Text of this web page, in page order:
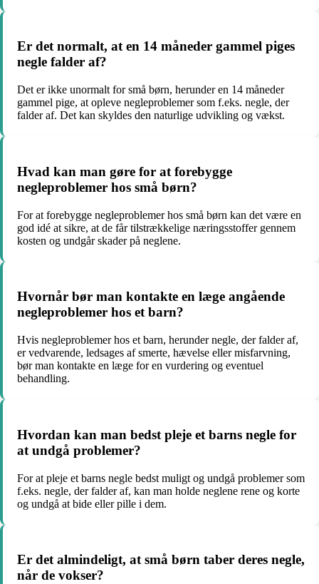
Er det normalt, at en 14 måneder gammel piges
negle falder af?
Det er ikke unormalt for små børn, herunder en 14 måneder
gammel pige, at opleve negleproblemer som f.eks. negle, der
falder af. Det kan skyldes den naturlige udvikling og vækst.
Hvad kan man gøre for at forebygge
negleproblemer hos små børn?
For at forebygge negleproblemer hos små børn kan det være en
god idé at sikre, at de får tilstrækkelige næringsstoffer gennem
kosten og undgår skader på neglene.
Hvornår bør man kontakte en læge angående
negleproblemer hos et barn?
Hvis negleproblemer hos et barn, herunder negle, der falder af,
er vedvarende, ledsages af smerte, hævelse eller misfarvning,
bør man kontakte en læge for en vurdering og eventuel
behandling.
Hvordan kan man bedst pleje et barns negle for
at undgå problemer?
For at pleje et barns negle bedst muligt og undgå problemer som
f.eks. negle, der falder af, kan man holde neglene rene og korte
og undgå at bide eller pille i dem.
Er det almindeligt, at små børn taber deres negle,
når de vokser?